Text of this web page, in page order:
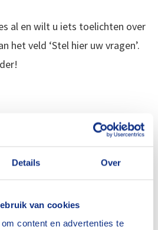
Details Over
van cookies
content en advertenties te
al en wilt u iets toelichten over
het veld ‘Stel hier uw vragen’.
bestanden
jpg, gif, png, jpeg, Max.
Max. aantal bestanden: 4.